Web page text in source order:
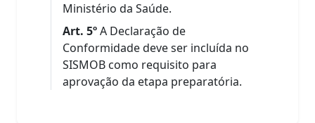
Ministério da Saúde.
Art. 5ºA Declaração de
Conformidade deve ser incluída no
SISMOB como requisito para
aprovação da etapa preparatória.